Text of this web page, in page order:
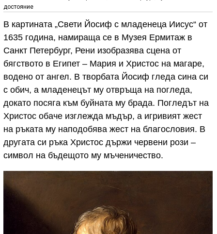
достояние
В картината „Свети Йосиф с младенеца Иисус“ от
1635 година, намираща се в Музея Ермитаж в
Санкт Петербург, Рени изобразява сцена от
бягството в Египет – Мария и Христос на магаре,
водено от ангел. В творбата Йосиф гледа сина си
с обич, а младенецът му отвръща на погледа,
докато посяга към буйната му брада. Погледът на
Христос обаче изглежда мъдър, а игривият жест
на ръката му наподобява жест на благословия. В
другата си ръка Христос държи червени рози –
символ на бъдещото му мъченичество.